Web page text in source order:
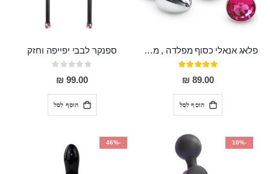
פלאג אנאלי כסוף מפלדה , מתאים ללבישה מתחת לבגדים, בגודל 7.3 על 2.8 ס"מ
דירוג:
97%
89.00 ₪
הוסף לסל
ספנקר לבבי יפייפה וחזק
Rating:
0%
99.00 ₪
הוסף לסל
-10%
-46%